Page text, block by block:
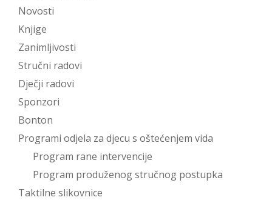
Novosti
Knjige
Zanimljivosti
Stručni radovi
Dječji radovi
Sponzori
Bonton
Programi odjela za djecu s oštećenjem vida
Program rane intervencije
Program produženog stručnog postupka
Taktilne slikovnice